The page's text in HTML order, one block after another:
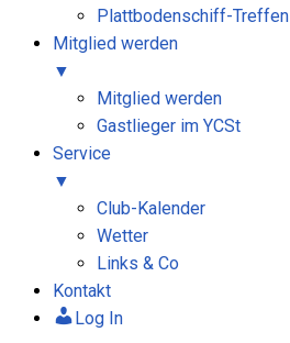
Plattbodenschiff-Treffen
Mitglied werden
▼
Mitglied werden
Gastlieger im YCSt
Service
▼
Club-Kalender
Wetter
Links & Co
Kontakt
Log In